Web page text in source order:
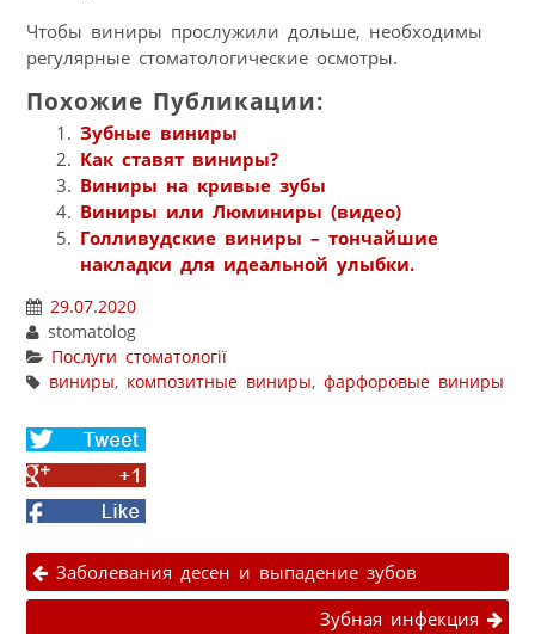
Чтобы виниры прослужили дольше, необходимы
регулярные стоматологические осмотры.
Похожие Публикации:
Зубные виниры
Как ставят виниры?
Виниры на кривые зубы
Виниры или Люминиры (видео)
Голливудские виниры – тончайшие
накладки для идеальной улыбки.
29.07.2020
stomatolog
Послуги стоматології
виниры, композитные виниры,фарфоровые виниры
Share
on
Twitter
Share
on
Google+
Facebook
Навігація публікаціями
Заболевания десен и выпадение зубов
Зубная инфекция